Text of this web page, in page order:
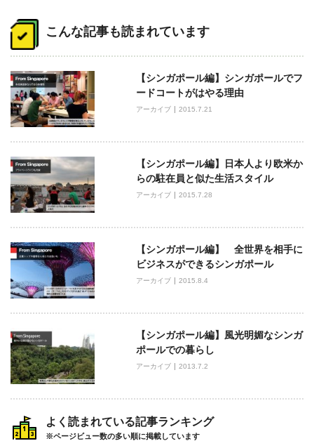
稿
ナ
ゲ
ー
シ
ョ
ン
こんな記事も読まれています
【シンガポール編】シンガポールでフ
ードコートがはやる理由
アーカイブ 2015.7.21
【シンガポール編】日本人より欧米か
らの駐在員と似た生活スタイル
アーカイブ 2015.7.28
【シンガポール編】 全世界を相手に
ビジネスができるシンガポール
アーカイブ 2015.8.4
【シンガポール編】風光明媚なシンガ
ポールでの暮らし
アーカイブ 2013.7.2
よく読まれている記事ランキング
※ページビュー数の多い順に掲載しています